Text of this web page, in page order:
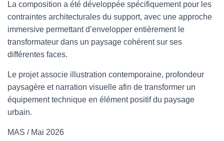
La composition a été développée spécifiquement pour les
contraintes architecturales du support, avec une approche
immersive permettant d’envelopper entièrement le
transformateur dans un paysage cohérent sur ses
différentes faces.
Le projet associe illustration contemporaine, profondeur
paysagère et narration visuelle afin de transformer un
équipement technique en élément positif du paysage
urbain.
MAS / Mai 2026